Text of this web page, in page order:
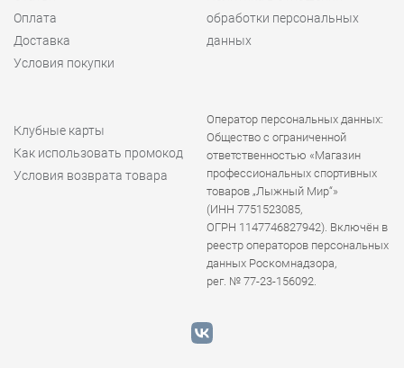
Оплата
Доставка
Условия покупки
обработки персональных
данных
Клубные карты
Как использовать промокод
Условия возврата товара
Оператор персональных данных:
Общество с ограниченной
ответственностью «Магазин
профессиональных спортивных
товаров „Лыжный Мир“»
(ИНН 7751523085,
ОГРН 1147746827942). Включён в
реестр операторов персональных
данных Роскомнадзора,
рег. № 77-23-156092.